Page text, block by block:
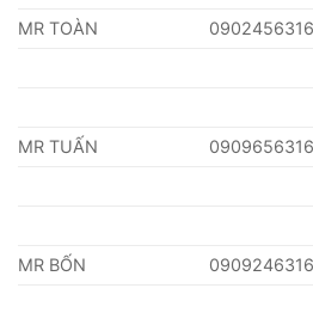
MR TOÀN 0902456316
MR TUẤN
0909656316
MR BỐN
0909246316